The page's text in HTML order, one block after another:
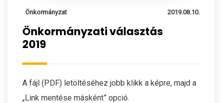
Önkormányzat 2019.08.10.
Önkormányzati választás
2019
A fájl (PDF) letöltéséhez jobb klikk a képre, majd a
„Link mentése másként” opció.